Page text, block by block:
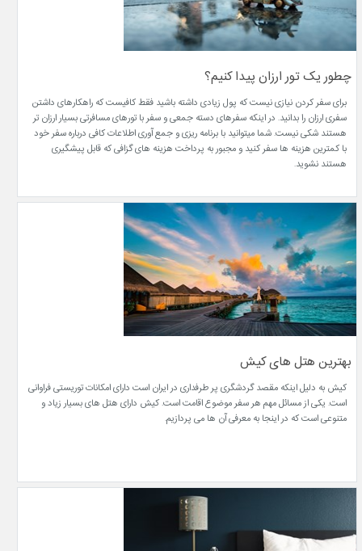
چطور یک تور ارزان پیدا کنیم؟
برای سفر کردن نیازی نیست که پول زیادی داشته باشید فقط کافیست که راهکارهای داشتن
سفری ارزان را بدانید. در اینکه سفرهای دسته جمعی و سفر با تورهای مسافرتی بسیار ارزان تر
هستند شکی نیست. شما میتوانید با برنامه ریزی و جمع آوری اطلاعات کافی درباره سفر خود
با کمترین هزینه ها سفر کنید و مجبور به پرداخت هزینه های گزافی که قابل پیشگیری
هستند نشوید.
بهترین هتل های کیش
کیش به دلیل اینکه مقصد گردشگری پر طرفداری در ایران است دارای امکانات توریستی فراوانی
است. یکی از مسائل مهم هر سفر موضوع اقامت است. کیش دارای هتل های بسیار زیاد و
متنوعی است که در اینجا به معرفی آن ها می پردازیم.